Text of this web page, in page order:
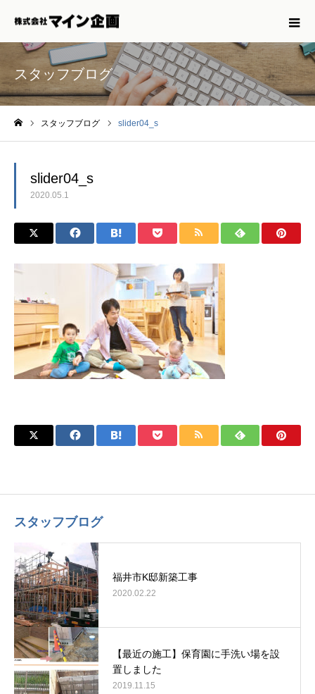
スタッフブログ
スタッフブログ slider04_s
slider04_s
2020.05.1
スタッフブログ
福井市K邸新築工事
2020.02.22
【最近の施工】保育園に手洗い場を設
置しました
2019.11.15